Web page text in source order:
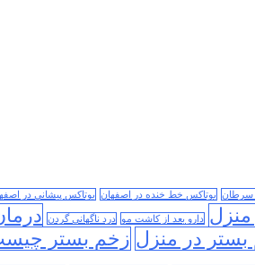
سرطان بوتاکس خط خنده در اصفهان بوتاکس پیشانی در
دارو بعد از کاشت مو درد ناگهانی گردن
در منزل زخم بستر